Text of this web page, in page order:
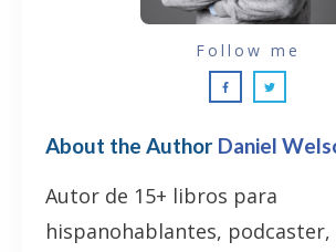
About the Author Daniel
Autor de 15+ libros para
hispanohablantes, podcaster,
Follow me